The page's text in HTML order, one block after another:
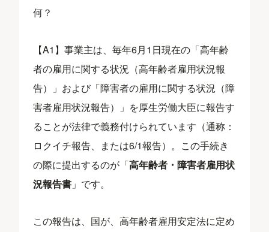
何？
【A1】事業主は、毎年6月1日現在の「高年齢
者の雇用に関する状況（高年齢者雇用状況報
告）」および「障害者の雇用に関する状況（障
害者雇用状況報告）」を厚生労働大臣に報告す
ることが法律で義務付けられています（通称：
ロクイチ報告、または6/1報告）。この手続き
の際に提出するのが「高年齢者・障害者雇用状
況報告書 」です。
この報告は、国が、高年齢者雇用安定法に定め